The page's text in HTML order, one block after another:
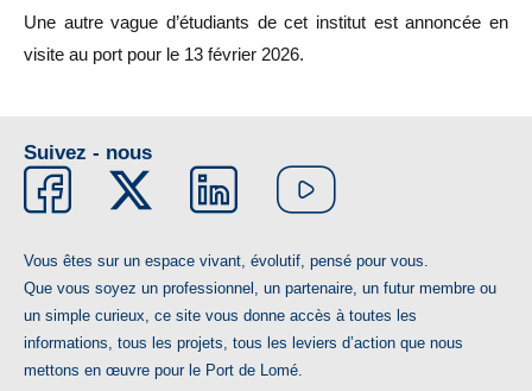
Une autre vague d’étudiants de cet institut est annoncée en
visite au port pour le 13 février 2026.
Suivez - nous
Vous êtes sur un espace vivant, évolutif, pensé pour vous.
Que vous soyez un professionnel, un partenaire, un futur membre ou
un simple curieux, ce site vous donne accès à toutes les
informations, tous les projets, tous les leviers d’action que nous
mettons en œuvre pour le Port de Lomé.